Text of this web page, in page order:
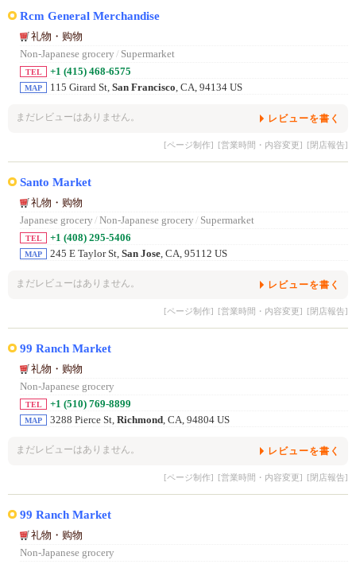
Rcm General Merchandise
礼物・购物
Non-Japanese grocery / Supermarket
TEL +1 (415) 468-6575
MAP 115 Girard St, San Francisco, CA, 94134 US
まだレビューはありません。 レビューを書く
[ページ制作] [営業時間・内容変更] [閉店報告]
Santo Market
礼物・购物
Japanese grocery / Non-Japanese grocery / Supermarket
TEL +1 (408) 295-5406
MAP 245 E Taylor St, San Jose, CA, 95112 US
まだレビューはありません。 レビューを書く
[ページ制作] [営業時間・内容変更] [閉店報告]
99 Ranch Market
礼物・购物
Non-Japanese grocery
TEL +1 (510) 769-8899
MAP 3288 Pierce St, Richmond, CA, 94804 US
まだレビューはありません。 レビューを書く
[ページ制作] [営業時間・内容変更] [閉店報告]
99 Ranch Market
礼物・购物
Non-Japanese grocery